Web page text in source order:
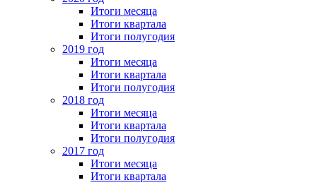
Итоги месяца
Итоги квартала
Итоги полугодия
2019 год
Итоги месяца
Итоги квартала
Итоги полугодия
2018 год
Итоги месяца
Итоги квартала
Итоги полугодия
2017 год
Итоги месяца
Итоги квартала